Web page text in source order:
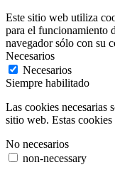
Este sitio web utiliza
para el funcionamiento
navegador sólo con su
Necesarios
Necesarios
Siempre habilitado
Las cookies necesarias
sitio web. Estas
No necesarios
non-necessary